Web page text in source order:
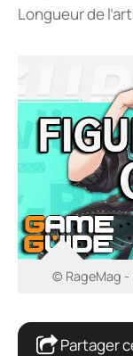
Longueur de
© RageMag -
Partager